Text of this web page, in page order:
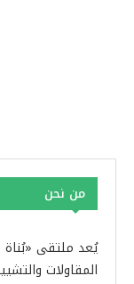
من نحن
يُعد ملتقى
المقاولات